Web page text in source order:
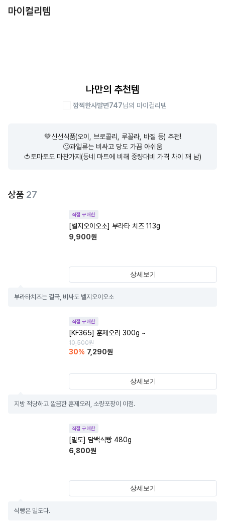
마이컬리템
나만의 추천템
깜찍한사발면747님의 마이컬리템
💚신선식품(오이, 브로콜리, 루꼴라, 바질 등) 추천!
🙄과일류는 비싸고 당도 가끔 아쉬움
🍅토마토도 마찬가지(동네 마트에 비해 중량대비 가격 차이 꽤 남)
상품 27
직접 구매한
[벨지오이오소] 부라타 치즈 113g
9,900원
상세보기
부라타치즈는 결국, 비싸도 벨지오이오소
직접 구매한
[KF365] 훈제오리 300g ~
10,500원
30% 7,290원
상세보기
지방 적당하고 깔끔한 훈제오리, 소량포장이 이점.
직접 구매한
[밀도] 담백식빵 480g
6,800원
상세보기
식빵은 밀도다.